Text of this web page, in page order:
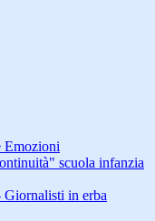
Emozioni
scuola infanzia
Giornalisti in erba